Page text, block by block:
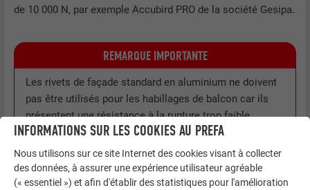
de 10 000 N, par exemple Accubird PRO de la société Gesipa.
REMARQUE IMPORTANTE
Les rivets de façade standard en aluminium ne doivent
pas être utilisés pour les habillages de balcon car ils
présentent une résistance à la rupture trop faible.
INFORMATIONS SUR LES COOKIES AU PREFA
Nous utilisons sur ce site Internet des cookies visant à collecter
des données, à assurer une expérience utilisateur agréable
(« essentiel ») et afin d'établir des statistiques pour l'amélioration